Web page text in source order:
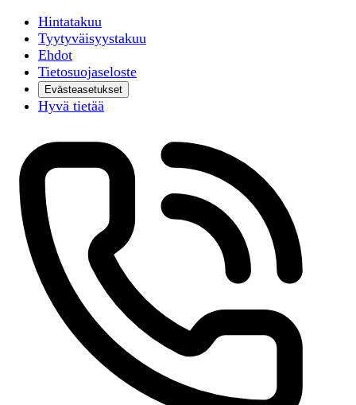
Hintatakuu
Tyytyväisyystakuu
Ehdot
Tietosuojaseloste
Evästeasetukset
Hyvä tietää